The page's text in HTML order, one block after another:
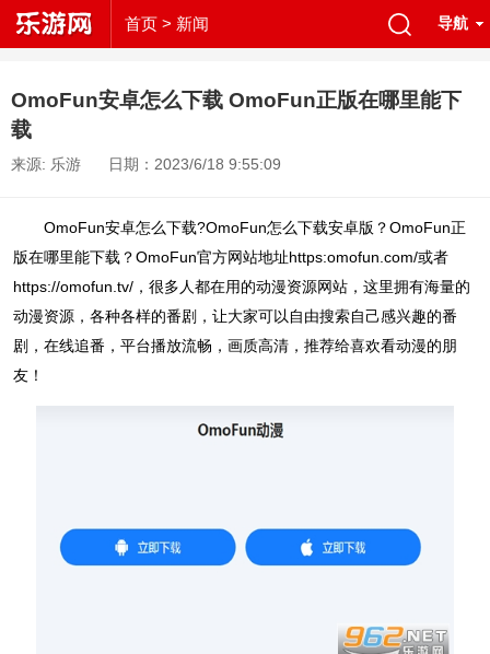
首页 > 新闻 导航
OmoFun安卓怎么下载 OmoFun正版在哪里能下
载
来源: 乐游 日期：2023/6/18 9:55:09
OmoFun安卓怎么下载?OmoFun怎么下载安卓版？OmoFun正
版在哪里能下载？OmoFun官方网站地址https:omofun.com/或者
https://omofun.tv/，很多人都在用的动漫资源网站，这里拥有海量的
动漫资源，各种各样的番剧，让大家可以自由搜索自己感兴趣的番
剧，在线追番，平台播放流畅，画质高清，推荐给喜欢看动漫的朋
友！